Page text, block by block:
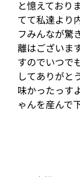
と憶えており
てて私達より
フみんなが驚
離はございま
すのでいつで
してありがと
味かったっす
ゃんを産んで